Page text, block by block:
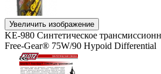
Увеличить изображение
KE-980 Синтетическое
Free-Gear® 75W/90 Hypoid Differential